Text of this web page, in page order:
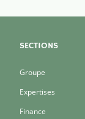
SECTIONS
Groupe
Expertises
Finance